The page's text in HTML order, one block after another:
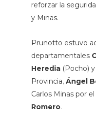
reforzar la
y Minas.
Prunotto estuvo
departamentales
Heredia(Pocho) y
Provincia, Ángel
Carlos Minas por
Romero.